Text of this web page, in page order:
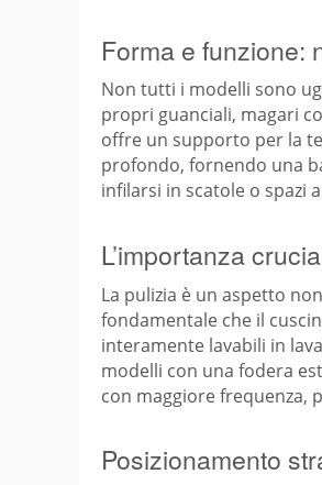
Forma e funzione:
Non tutti i modelli sono
propri guanciali, magari
offre un supporto per la
profondo, fornendo una
infilarsi in scatole o spazi
L’importanza
La pulizia è un aspetto
fondamentale che il
interamente lavabili in
modelli con una fodera
con maggiore frequenza,
Posizionamento